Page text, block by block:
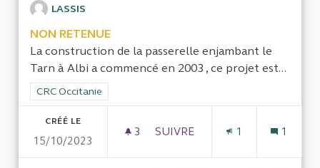
LASSIS
NON RETENUE
La construction de la passerelle enjambant le
Tarn à Albi a commencé en 2003 , ce projet est...
Filtrer les résultats de la catégorie : CRC Occitanie
CRC Occitanie
CRÉÉ LE
15/10/2023
3 3 ABONNÉS
SUIVRE
1 1